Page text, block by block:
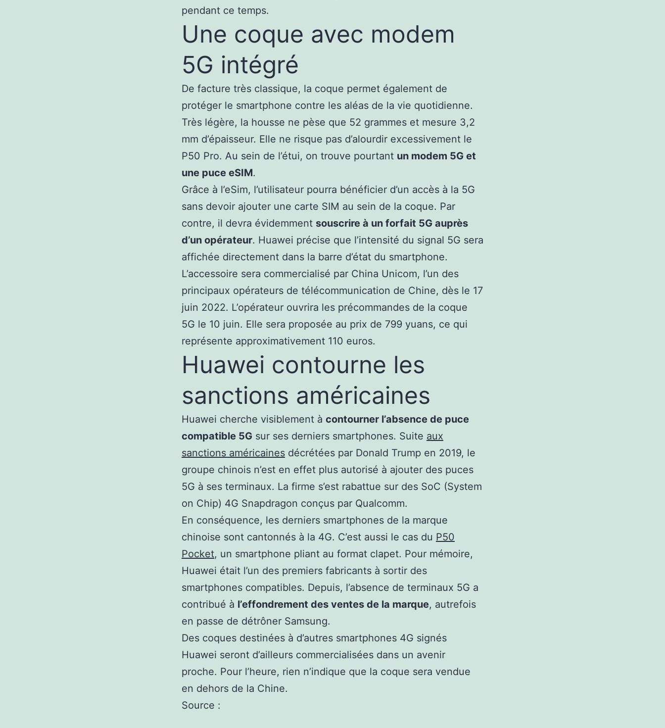
pendant ce temps.
Une coque avec modem
5G intégré
De facture très classique, la coque permet également de
protéger le smartphone contre les aléas de la vie quotidienne.
Très légère, la housse ne pèse que 52 grammes et mesure 3,2
mm d’épaisseur. Elle ne risque pas d’alourdir excessivement le
P50 Pro. Au sein de l’étui, on trouve pourtant un modem 5G et
une puce eSIM.
Grâce à l’eSim, l’utilisateur pourra bénéficier d’un accès à la 5G
sans devoir ajouter une carte SIM au sein de la coque. Par
contre, il devra évidemment souscrire à un forfait 5G auprès
d’un opérateur. Huawei précise que l’intensité du signal 5G sera
affichée directement dans la barre d’état du smartphone.
L’accessoire sera commercialisé par China Unicom, l’un des
principaux opérateurs de télécommunication de Chine, dès le 17
juin 2022. L’opérateur ouvrira les précommandes de la coque
5G le 10 juin. Elle sera proposée au prix de 799 yuans, ce qui
représente approximativement 110 euros.
Huawei contourne les
sanctions américaines
Huawei cherche visiblement à contourner l’absence de puce
compatible 5G sur ses derniers smartphones. Suite aux
sanctions américaines décrétées par Donald Trump en 2019, le
groupe chinois n’est en effet plus autorisé à ajouter des puces
5G à ses terminaux. La firme s’est rabattue sur des SoC (System
on Chip) 4G Snapdragon conçus par Qualcomm.
En conséquence, les derniers smartphones de la marque
chinoise sont cantonnés à la 4G. C’est aussi le cas du P50
Pocket, un smartphone pliant au format clapet. Pour mémoire,
Huawei était l’un des premiers fabricants à sortir des
smartphones compatibles. Depuis, l’absence de terminaux 5G a
contribué à l’effondrement des ventes de la marque, autrefois
en passe de détrôner Samsung.
Des coques destinées à d’autres smartphones 4G signés
Huawei seront d’ailleurs commercialisées dans un avenir
proche. Pour l’heure, rien n’indique que la coque sera vendue
en dehors de la Chine.
Source :